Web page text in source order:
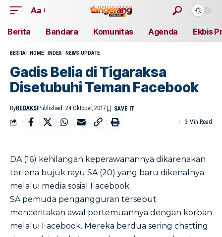
Aa
Berita Bandara Komunitas Agenda Ekbis
BERITA HOME INDEX NEWS UPDATE
Gadis Belia di Tigaraksa
Disetubuhi Teman Facebook
ByREDAKSI Published: 24 Oktober, 2017
3 Min Read
DA (16) kehilangan keperawanannya dikarenakan
terlena bujuk rayu SA (20) yang baru dikenalnya
melalui media sosial Facebook.
SA pemuda pengangguran tersebut
menceritakan awal pertemuannya dengan korban
melalui Facebook. Mereka berdua sering chatting